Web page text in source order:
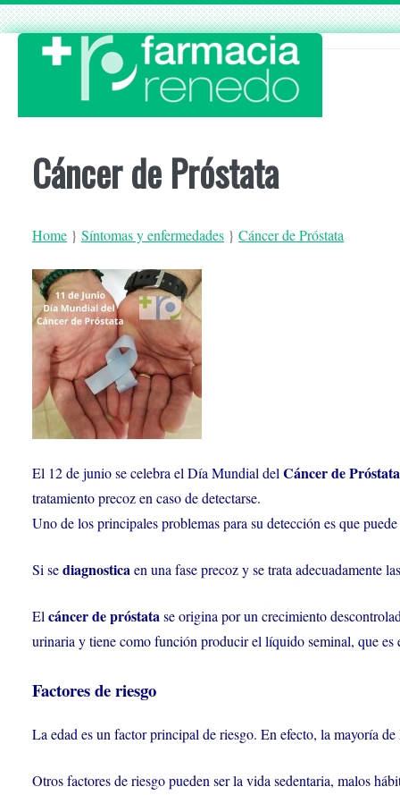
Skip
to
content
Cáncer de Próstata
Home } Síntomas y enfermedades } Cáncer de Próstata
El 12 de junio se celebra el Día Mundial del Cáncer de Próstata
tratamiento precoz en caso de detectarse.
Uno de los principales problemas para su detección es que
Si sediagnosticaen una fase precoz y se trata adecuadamente
El cáncer de próstatase origina por un crecimiento
urinaria y tiene como función producir el líquido seminal, que
Factores de riesgo
La edad es un factor principal de riesgo. En efecto, la mayoría
Otros factores de riesgo pueden ser la vida sedentaria, malos